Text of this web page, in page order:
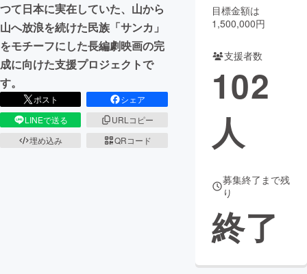
CAMPFIREふるさと納税machi-ya コミュニティ
つて日本に実在していた、山から
山へ放浪を続けた民族「サンカ」
をモチーフにした長編劇映画の完
成に向けた支援プロジェクトで
す。
ポスト
シェア
LINEで送る
URLコピー
埋め込み
QRコード
目標金額は
1,500,000円
支援者数
102
人
募集終了まで残
り
終了